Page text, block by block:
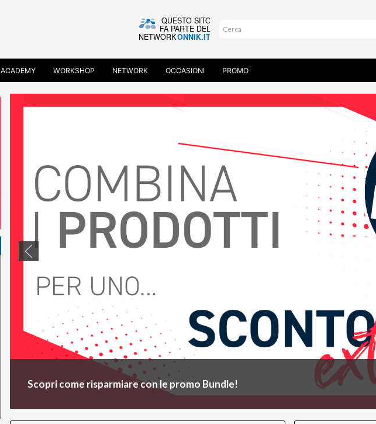
ACADEMY WORKSHOP NETWORK OCCASIONI PROMO
Scopri come risparmiare con le promo Bundle!